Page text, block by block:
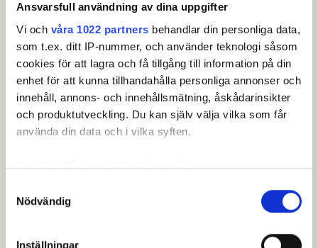
Ansvarsfull användning av dina uppgifter
Vi och våra 1022 partners behandlar din personliga data,
som t.ex. ditt IP-nummer, och använder teknologi såsom
cookies för att lagra och få tillgång till information på din
enhet för att kunna tillhandahålla personliga annonser och
innehåll, annons- och innehållsmätning, åskådarinsikter
och produktutveckling. Du kan själv välja vilka som får
använda din data och i vilka syften.
Med din tillåtelse skulle vi även vilja:
kan ha en noggrannhet på upp till flera meter
Nödvändig
Inställningar
Just nu finns inga starttider.
Huvudpartner.